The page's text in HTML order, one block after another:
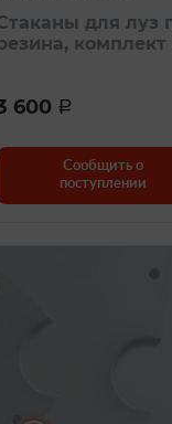
для луз
600 a
Сообщить о
поступлении